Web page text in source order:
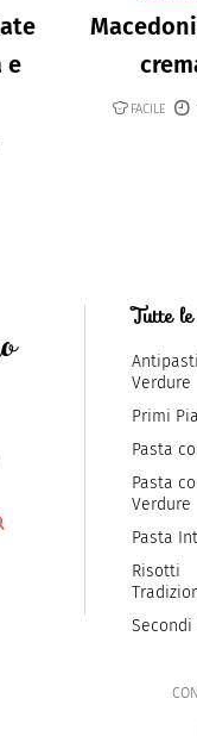
e
FACILE
Tutte
Verdure
Primi
Pasta
Pasta
Verdure
Pasta
Risotti